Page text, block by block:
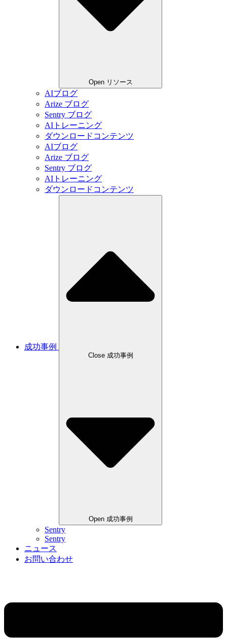
Open リソース
AIブログ
Arize ブログ
Sentry ブログ
AIトレーニング
ダウンロードコンテンツ
AIブログ
Arize ブログ
Sentry ブログ
AIトレーニング
ダウンロードコンテンツ
成功事例
Close 成功事例
Open 成功事例
Sentry
Sentry
ニュース
お問い合わせ